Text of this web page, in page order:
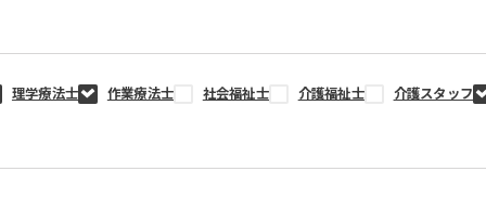
理学療法士 作業療法士 社会福祉士 介護福祉士 介護スタッフ